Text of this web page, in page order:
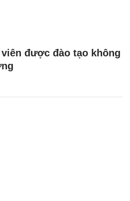
được đào tạo không